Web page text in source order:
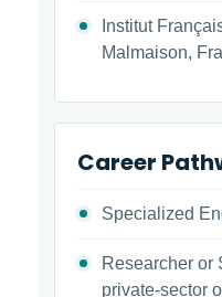
Institut
Malmaison,
Career
Specialized
Researcher or
private-sector